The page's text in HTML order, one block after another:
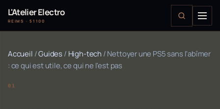
L'Atelier Electro
REIMS · 51100
Accueil /Guides/ High-tech /Nettoyer une PS5 sans l'abîmer
: ce qui est utile, ce qui ne l'est pas